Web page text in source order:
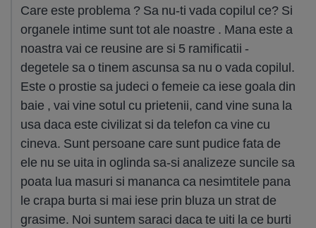
Care este problema ? Sa nu-ti vada copilul ce? Si
organele intime sunt tot ale noastre . Mana este a
noastra vai ce reusine are si 5 ramificatii -
degetele sa o tinem ascunsa sa nu o vada copilul.
Este o prostie sa judeci o femeie ca iese goala din
baie , vai vine sotul cu prietenii, cand vine suna la
usa daca este civilizat si da telefon ca vine cu
cineva. Sunt persoane care sunt pudice fata de
ele nu se uita in oglinda sa-si analizeze suncile sa
poata lua masuri si mananca ca nesimtitele pana
le crapa burta si mai iese prin bluza un strat de
grasime. Noi suntem saraci daca te uiti la ce burti